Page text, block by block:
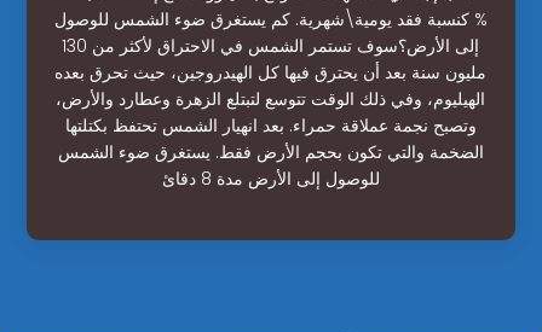
% كنسبة فقد يومية\شهرية. كم يستغرق ضوء الشمس للوصول
إلى الأرض؟سوف تستمر الشمس في الاحتراق لأكثر من 130
مليون سنة بعد أن يحترق فيها كل الهيدروجين، حيث تحرق بعده
الهيليوم، وفي ذلك الوقت تتوسع لتبتلع الزهرة وعطارد والأرض،
وتصبح نجمة عملاقة حمراء. بعد انهيار الشمس تحتفظ بكتلتها
الضخمة والتي تكون بحجم الأرض فقط. يستغرق ضوء الشمس
للوصول إلى الأرض مدة 8 دقائ